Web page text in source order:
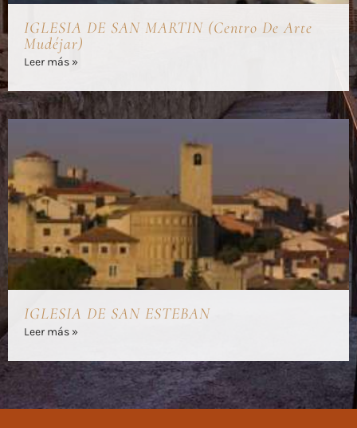
IGLESIA DE SAN MARTIN (Centro De Arte
Mudéjar)
Leer más »
IGLESIA DE SAN ESTEBAN
Leer más »